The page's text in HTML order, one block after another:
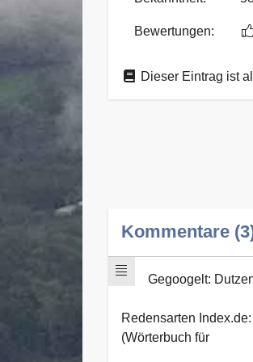
Bewertungen:
Dieser Eintrag ist
Kommentare
Gegoogelt:
Redensarten
(Wörterbuch für